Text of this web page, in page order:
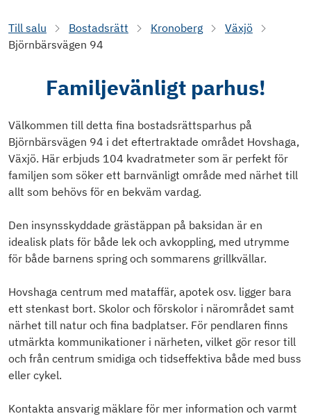
Till salu Bostadsrätt Kronoberg
Växjö
Björnbärsvägen 94
Familjevänligt parhus!
Välkommen till detta fina bostadsrättsparhus på
Björnbärsvägen 94 i det eftertraktade området Hovshaga,
Växjö. Här erbjuds 104 kvadratmeter som är perfekt för
familjen som söker ett barnvänligt område med närhet till
allt som behövs för en bekväm vardag.
Den insynsskyddade grästäppan på baksidan är en
idealisk plats för både lek och avkoppling, med utrymme
för både barnens spring och sommarens grillkvällar.
Hovshaga centrum med mataffär, apotek osv. ligger bara
ett stenkast bort. Skolor och förskolor i närområdet samt
närhet till natur och fina badplatser. För pendlaren finns
utmärkta kommunikationer i närheten, vilket gör resor till
och från centrum smidiga och tidseffektiva både med buss
eller cykel.
Kontakta ansvarig mäklare för mer information och varmt